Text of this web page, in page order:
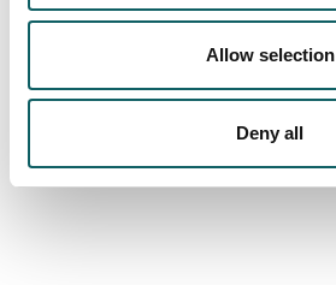
Allow selection
Deny all